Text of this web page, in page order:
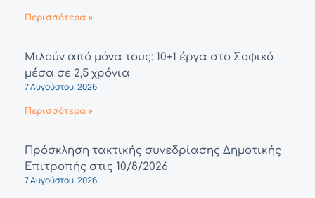
Περισσότερα »
Μιλούν από μόνα τους: 10+1 έργα στο Σοφικό
μέσα σε 2,5 χρόνια
7 Αυγούστου, 2026
Περισσότερα »
Πρόσκληση τακτικής συνεδρίασης Δημοτικής
Επιτροπής στις 10/8/2026
7 Αυγούστου, 2026